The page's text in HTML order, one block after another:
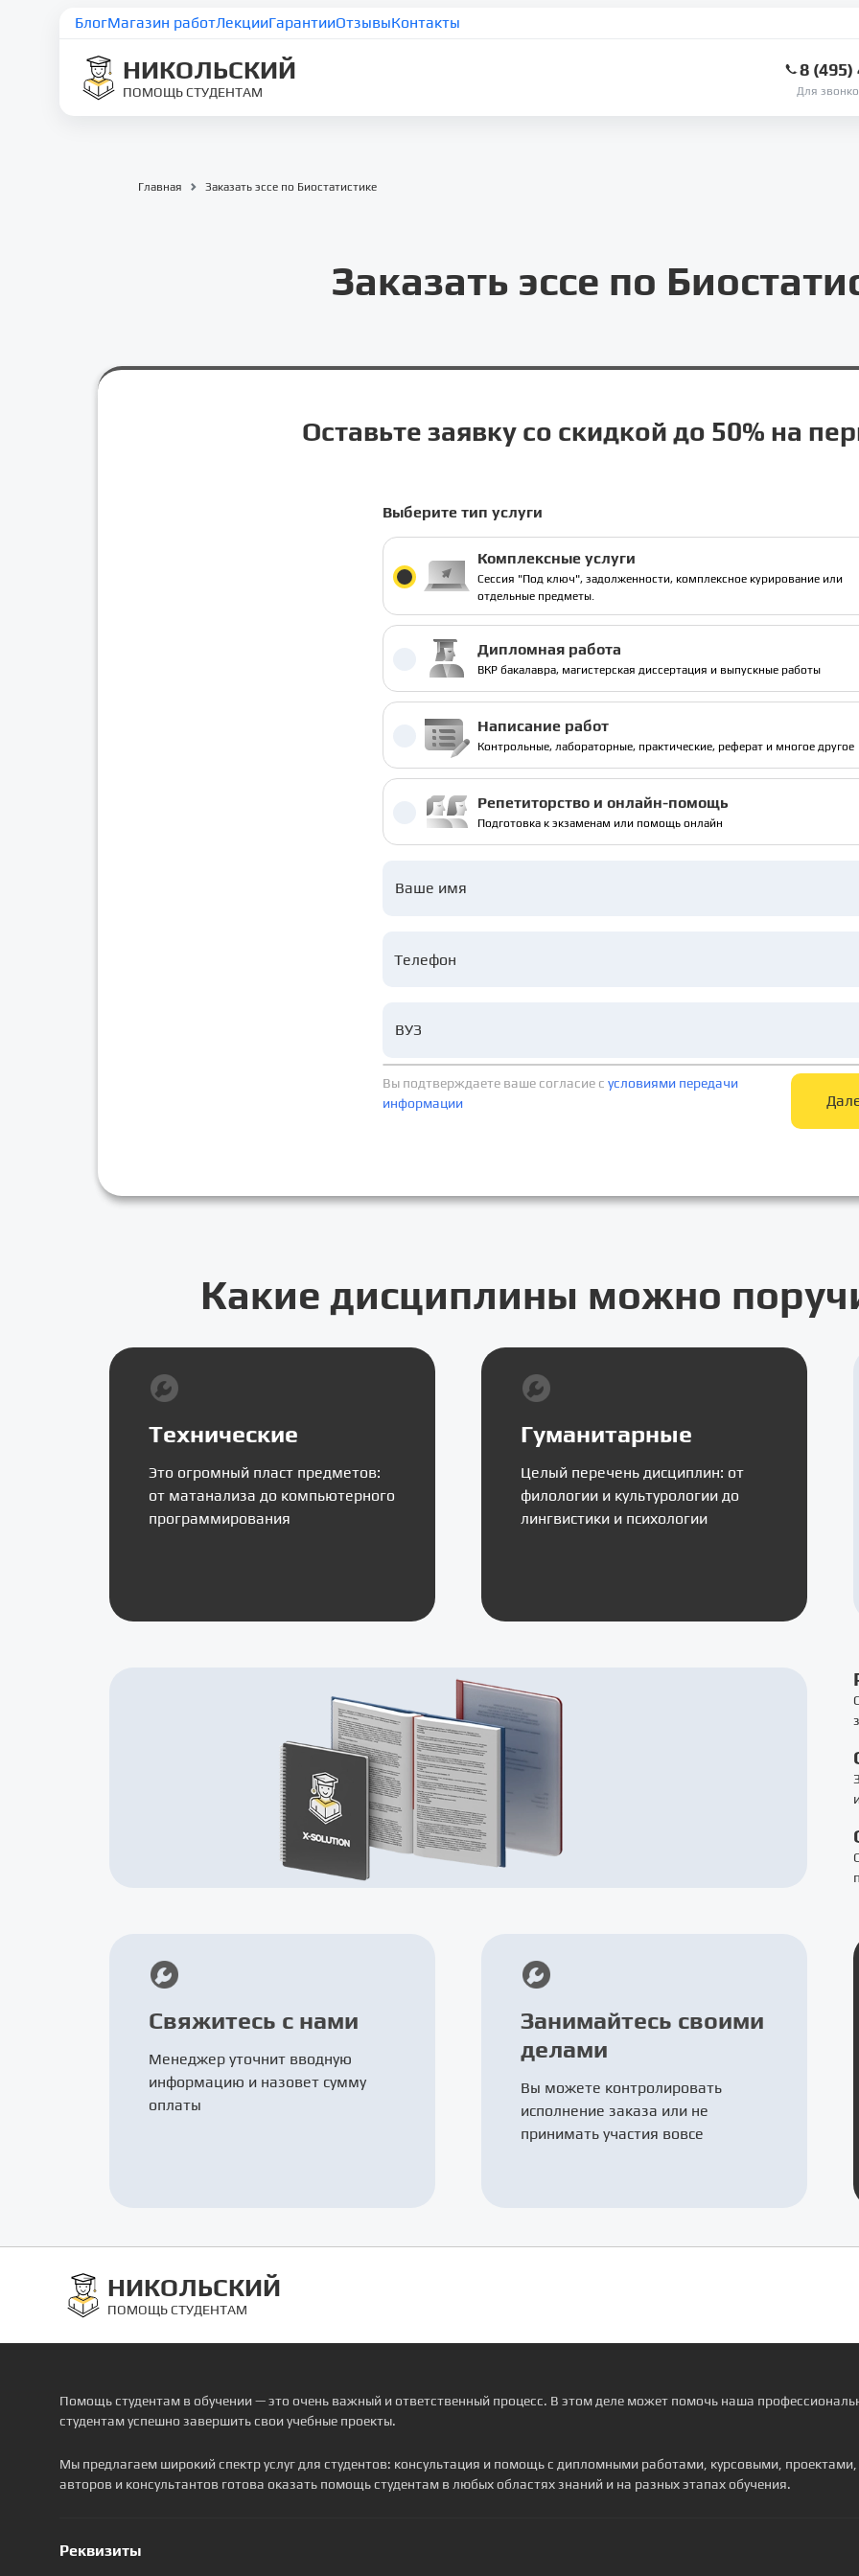
БлогМагазин работЛекцииГарантииОтзывыКонтакты
НИКОЛЬСКИЙ
ПОМОЩЬ СТУДЕНТАМ
8 (495)
Для
Главная Заказать эссе по Биостатистике
Заказать эссе по
Оставьте заявку со скидкой до 50% на
Выберите тип услуги
Комплексные услуги
Сессия "Под ключ", задолженности, комплексное курирование или
отдельные предметы.
Дипломная работа
ВКР бакалавра, магистерская диссертация и выпускные работы
Написание работ
Контрольные, лабораторные, практические, реферат и многое другое
Репетиторство и онлайн-помощь
Подготовка к экзаменам или помощь онлайн
Ваше имя
ВУЗ
Вы подтверждаете ваше согласие c условиями передачи
информации
Какие дисциплины можно
Технические
Это огромный пласт предметов:
от матанализа до компьютерного
программирования
Гуманитарные
Целый перечень дисциплин: от
филологии и культурологии до
лингвистики и психологии
Свяжитесь с нами
Менеджер уточнит вводную
информацию и назовет сумму
оплаты
Занимайтесь своими
делами
Вы можете контролировать
исполнение заказа или не
принимать участия вовсе
НИКОЛЬСКИЙ
ПОМОЩЬ СТУДЕНТАМ
Помощь студентам в обучении — это очень важный и ответственный процесс. В этом деле может помочь наша
студентам успешно завершить свои учебные проекты.
Мы предлагаем широкий спектр услуг для студентов: консультация и помощь с дипломными работами, курсовыми,
авторов и консультантов готова оказать помощь студентам в любых областях знаний и на разных этапах обучения.
Реквизиты